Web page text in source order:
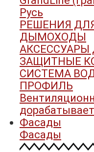
Русь
РЕШЕНИЯ
ДЫМОХОДЫ
АКСЕССУАРЫ
ЗАЩИТНЫЕ
СИСТЕМА
ПРОФИЛЬ
Фасады
Фасады